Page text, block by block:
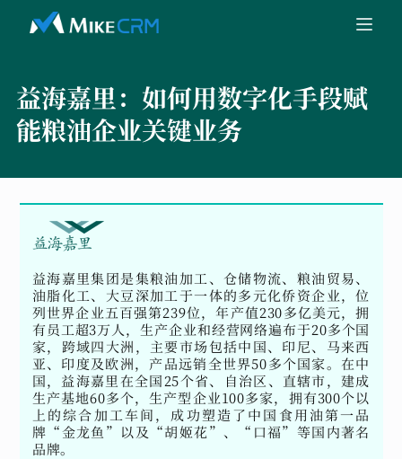
益海嘉里： 如何用数字化手段赋
能粮油企业关键业务
益海嘉里集团是集粮油加工、仓储物流、粮油贸易、
油脂化工、大豆深加工于一体的多元化侨资企业，位
列世界企业五百强第239位，年产值230多亿美元，拥
有员工超3万人，生产企业和经营网络遍布于20多个国
家，跨域四大洲，主要市场包括中国、印尼、马来西
亚、印度及欧洲，产品远销全世界50多个国家。在中
国，益海嘉里在全国25个省、自治区、直辖市，建成
生产基地60多个，生产型企业100多家，拥有300个以
上的综合加工车间，成功塑造了中国食用油第一品
牌“金龙鱼”以及“胡姬花”、“口福”等国内著名
品牌。